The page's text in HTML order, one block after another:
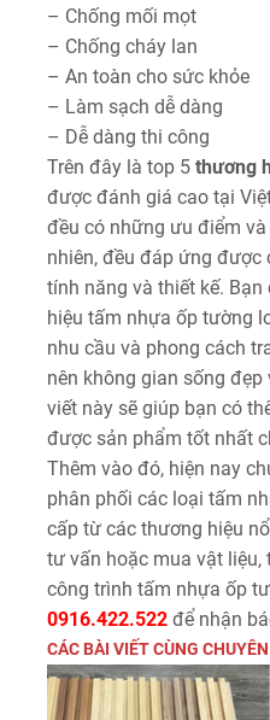
– Chống mối mọt
– Chống cháy lan
– An toàn cho sức khỏe
– Làm sạch dễ dàng
– Dễ dàng thi công
Trên đây là top 5 thương
được đánh giá cao tại
đều có những ưu điểm
nhiên, đều đáp ứng được
tính năng và thiết kế.
hiệu tấm nhựa ốp tường
nhu cầu và phong cách
nên không gian sống
viết này sẽ giúp bạn có
được sản phẩm tốt nhất
Thêm vào đó, hiện nay
phân phối các loại tấm
cấp từ các thương hiệu
tư vấn hoặc mua vật liệu,
công trình tấm nhựa ốp
0916.422.522 để nhận
CÁC BÀI VIẾT CÙNG